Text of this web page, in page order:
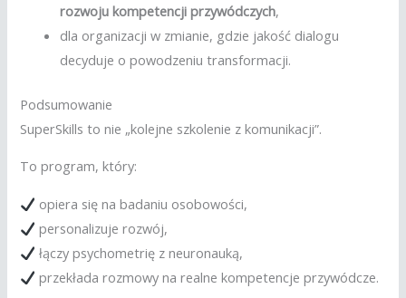
rozwoju kompetencji przywódczych,
dla organizacji w zmianie, gdzie jakość dialogu
decyduje o powodzeniu transformacji.
Podsumowanie
SuperSkills to nie „kolejne szkolenie z komunikacji”.
To program, który:
opiera się na badaniu osobowości,
personalizuje rozwój,
łączy psychometrię z neuronauką,
przekłada rozmowy na realne kompetencje przywódcze.